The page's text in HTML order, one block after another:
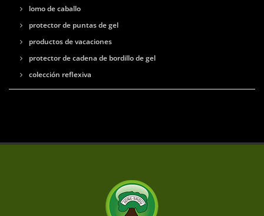
lomo de caballo
protector de puntas de gel
productos de vacaciones
protector de cadena de bordillo de gel
colección reflexiva